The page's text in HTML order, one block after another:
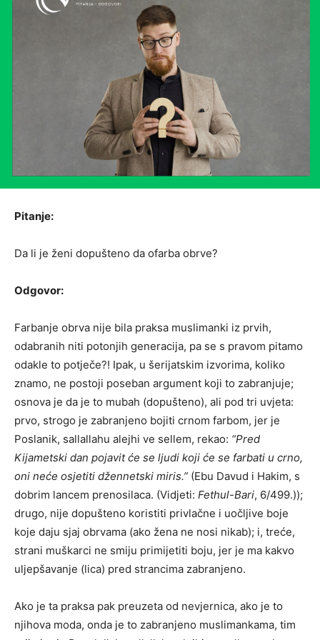
Pitanje:
Da li je ženi dopušteno da ofarba obrve?
Odgovor:
Farbanje obrva nije bila praksa muslimanki iz prvih,
odabranih niti potonjih generacija, pa se s pravom pitamo
odakle to potječe?! Ipak, u šerijatskim izvorima, koliko
znamo, ne postoji poseban argument koji to zabranjuje;
osnova je da je to mubah (dopušteno), ali pod tri uvjeta:
prvo, strogo je zabranjeno bojiti crnom farbom, jer je
Poslanik, sallallahu alejhi ve sellem, rekao: “Pred
Kijametski dan pojavit će se ljudi koji će se farbati u crno,
oni neće osjetiti džennetski miris.” (Ebu Davud i Hakim, s
dobrim lancem prenosilaca. (Vidjeti: Fethul-Bari, 6/499.));
drugo, nije dopušteno koristiti privlačne i uočljive boje
koje daju sjaj obrvama (ako žena ne nosi nikab); i, treće,
strani muškarci ne smiju primijetiti boju, jer je ma kakvo
uljepšavanje (lica) pred strancima zabranjeno.
Ako je ta praksa pak preuzeta od nevjernica, ako je to
njihova moda, onda je to zabranjeno muslimankama, tim